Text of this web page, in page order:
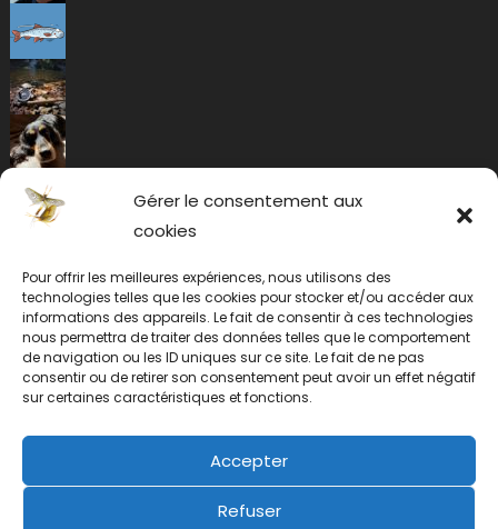
Gérer le consentement aux
cookies
Pour offrir les meilleures expériences, nous utilisons des
technologies telles que les cookies pour stocker et/ou accéder aux
informations des appareils. Le fait de consentir à ces technologies
nous permettra de traiter des données telles que le comportement
de navigation ou les ID uniques sur ce site. Le fait de ne pas
consentir ou de retirer son consentement peut avoir un effet négatif
sur certaines caractéristiques et fonctions.
Accepter
Refuser